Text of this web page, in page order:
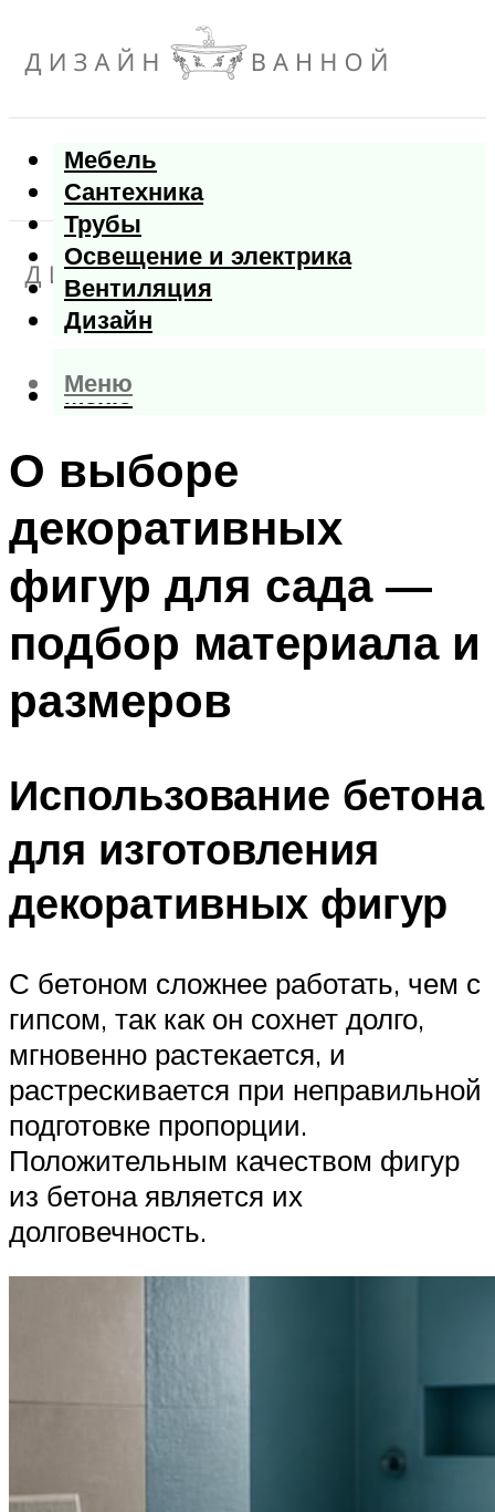
Мебель
Сантехника
Трубы
Освещение и электрика
Вентиляция
Дизайн
Меню
Меню
О выборе
декоративных
фигур для сада —
подбор материала и
размеров
Использование бетона
для изготовления
декоративных фигур
С бетоном сложнее работать, чем с
гипсом, так как он сохнет долго,
мгновенно растекается, и
растрескивается при неправильной
подготовке пропорции.
Положительным качеством фигур
из бетона является их
долговечность.